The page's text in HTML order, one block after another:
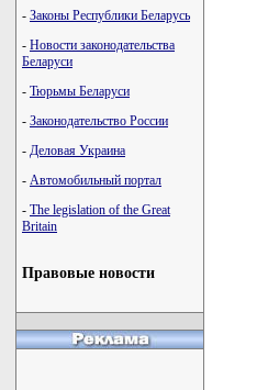
- Законы Республики Беларусь
- Новости законодательства
Беларуси
- Тюрьмы Беларуси
- Законодательство России
- Деловая Украина
- Автомобильный портал
- The legislation of the Great
Britain
Правовые новости